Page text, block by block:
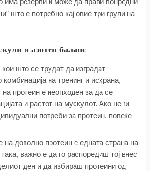
има резерви и може да прави вонредни
што е потребно кај овие три групи на
и азотен баланс
што се трудат да изградат
на тренинг и исхрана,
на протеин е неопходен за да се
и растот на мускулот. Ако не ги
потреби за протеин, повеќе
на доволно протеин е едната страна на
важно е да го распоредиш тој внес
ден и да избираш протеини од